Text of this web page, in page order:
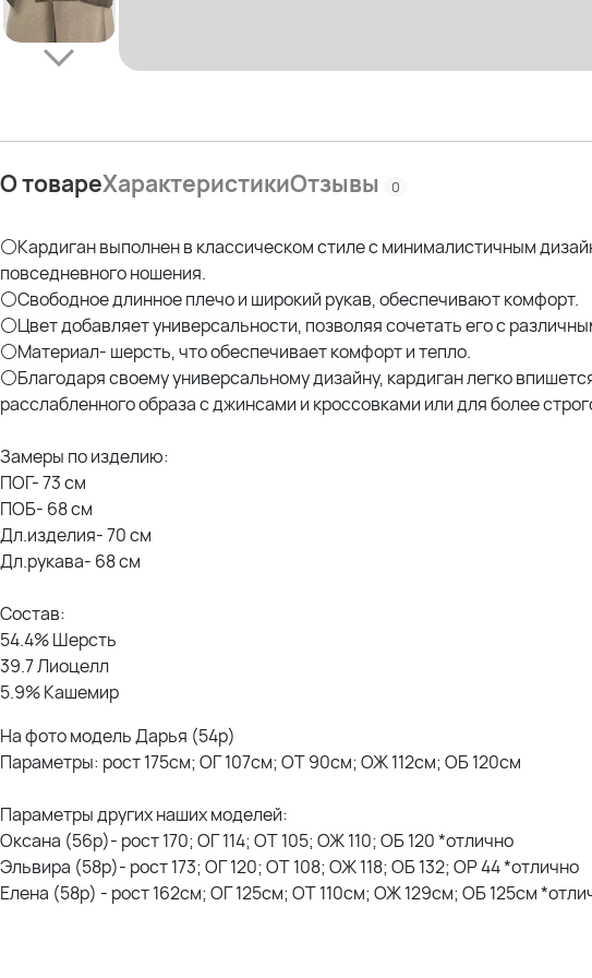
О товареХарактеристикиОтзывы 0
⚪Кардиган выполнен в классическом стиле с минималистичным
повседневного ношения.
⚪Свободное длинное плечо и широкий рукав, обеспечивают комфорт.
⚪Цвет добавляет универсальности, позволяя сочетать его с
⚪Материал- шерсть, что обеспечивает комфорт и тепло.
⚪Благодаря своему универсальному дизайну, кардиган легко
расслабленного образа с джинсами и кроссовками или для более
Замеры по изделию:
ПОГ- 73 см
ПОБ- 68 см
Дл.изделия- 70 см
Дл.рукава- 68 см
Состав:
54.4% Шерсть
39.7 Лиоцелл
5.9% Кашемир
На фото модель Дарья (54р)
Параметры: рост 175см; ОГ 107см; ОТ 90см; ОЖ 112см; ОБ 120см
Параметры других наших моделей:
Оксана (56р)- рост 170; ОГ 114; ОТ 105; ОЖ 110; ОБ 120 *отлично
Эльвира (58р)- рост 173; ОГ 120; ОТ 108; ОЖ 118; ОБ 132; ОР 44 *отлично
Елена (58р) - рост 162см; ОГ 125см; ОТ 110см; ОЖ 129см; ОБ 125см